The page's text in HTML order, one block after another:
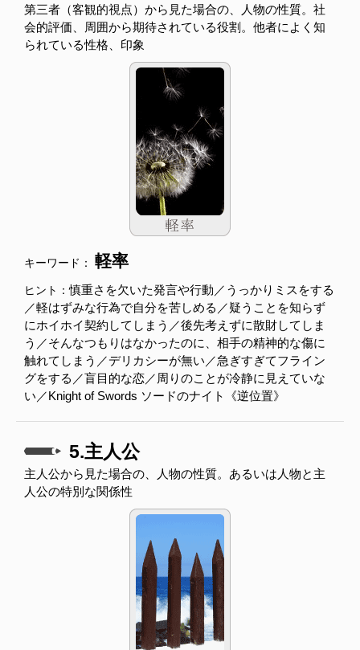
第三者（客観的視点）から見た場合の、人物の性質。社
会的評価、周囲から期待されている役割。他者によく知
られている性格、印象
キーワード： 軽率
ヒント：慎重さを欠いた発言や行動／うっかりミスをする
／軽はずみな行為で自分を苦しめる／疑うことを知らず
にホイホイ契約してしまう／後先考えずに散財してしま
う／そんなつもりはなかったのに、相手の精神的な傷に
触れてしまう／デリカシーが無い／急ぎすぎてフライン
グをする／盲目的な恋／周りのことが冷静に見えていな
い／Knight of Swords ソードのナイト《逆位置》
5.主人公
主人公から見た場合の、人物の性質。あるいは人物と主
人公の特別な関係性